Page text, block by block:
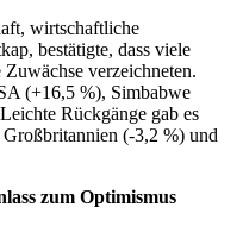
wirtschaftliche
bestätigte, dass viele
verzeichneten.
(+16,5 %), Simbabwe
Rückgänge gab es
(-3,2 %) und
zum Optimismus